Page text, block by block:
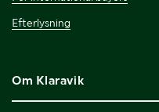
Efterlysning
Om Klaravik